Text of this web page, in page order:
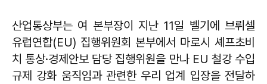
산업통상부는 여 본부장이 지난 11일 벨기에 브뤼셀
유럽연합(EU) 집행위원회 본부에서 마로시 셰프초비
치 통상·경제안보 담당 집행위원을 만나 EU 철강 수입
규제 강화 움직임과 관련한 우리 업계 입장을 전달하